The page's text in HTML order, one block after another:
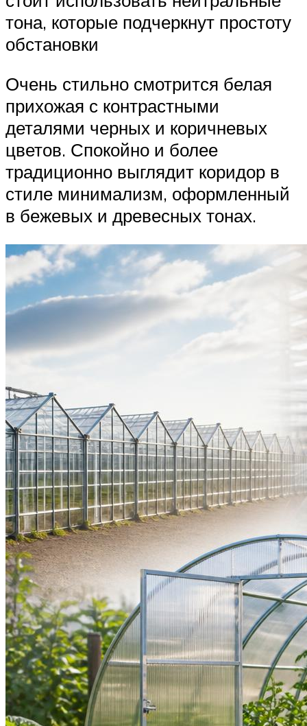
тона, которые подчеркнут простоту
обстановки
Очень стильно смотрится белая
прихожая с контрастными
деталями черных и коричневых
цветов. Спокойно и более
традиционно выглядит коридор в
стиле минимализм, оформленный
в бежевых и древесных тонах.